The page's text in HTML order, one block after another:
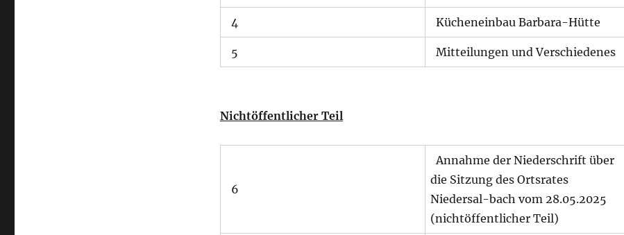
4 Kücheneinbau Barbara-Hütte
5 Mitteilungen und Verschiedenes
Nichtöffentlicher Teil
6
Annahme der Niederschrift über
die Sitzung des Ortsrates
Niedersal-bach vom 28.05.2025
(nichtöffentlicher Teil)